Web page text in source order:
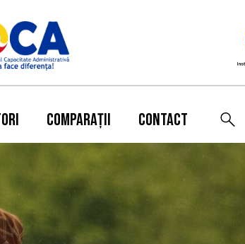
COMPARAȚII CONTACT